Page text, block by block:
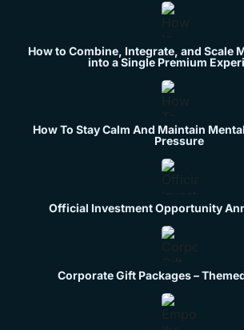
How to Combine, Integrate, and Scale
into a Single Premium
How To Stay Calm And Maintain
Pressure
Official Investment Opportunity
Corporate Gift Packages –